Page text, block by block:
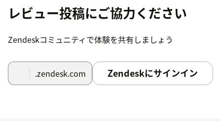
レビュー投稿にご協力ください
Zendeskコミュニティで体験を共有しましょう
.zendesk.com Zendeskにサインイン